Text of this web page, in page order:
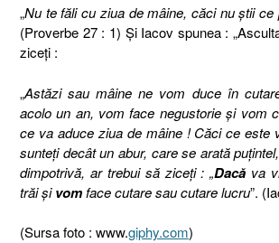
„Nu te făli cu ziua de mâine, căci nu ştii ce
(Proverbe 27 : 1) Şi Iacov spunea :
ziceţi :
„Astăzi sau mâine ne vom duce în
acolo un an, vom face negustorie şi vom
ce va aduce ziua de mâine ! Căci ce este
sunteţi decât un abur, care se arată
dimpotrivă, ar trebui să ziceţi : „Dacă va
trăi şivomface cutare sau cutare lucru”.
(Sursa foto : www.giphy.com)